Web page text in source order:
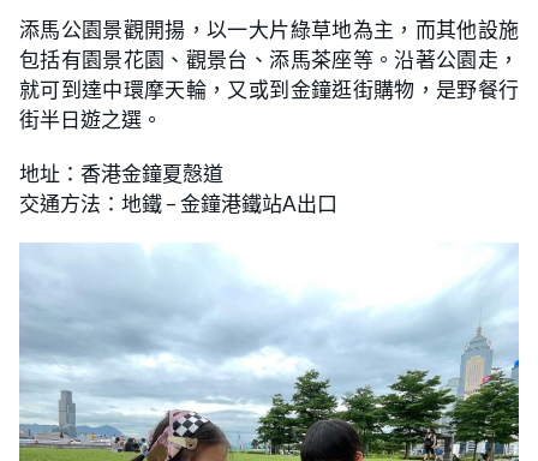
添馬公園景觀開揚，以一大片綠草地為主，而其他設施
包括有園景花園、觀景台、添馬茶座等。沿著公園走，
就可到達中環摩天輪，又或到金鐘逛街購物，是野餐行
街半日遊之選。
地址：香港金鐘夏慤道
交通方法：地鐵 – 金鐘港鐵站A出口